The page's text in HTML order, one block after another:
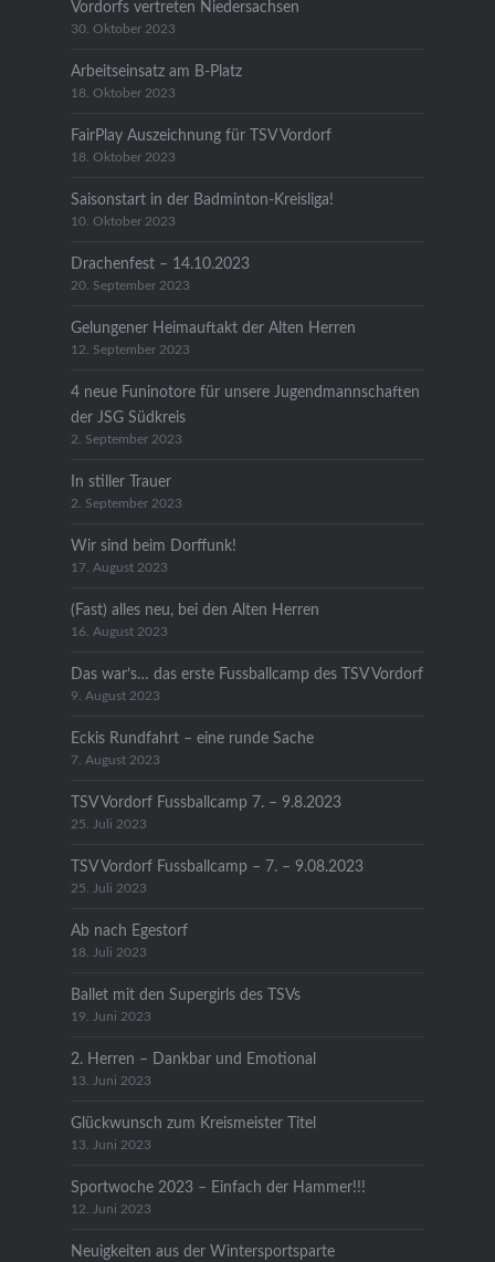
Vordorfs vertreten Niedersachsen
30. Oktober 2023
Arbeitseinsatz am B-Platz
18. Oktober 2023
FairPlay Auszeichnung für TSV Vordorf
18. Oktober 2023
Saisonstart in der Badminton-Kreisliga!
10. Oktober 2023
Drachenfest – 14.10.2023
20. September 2023
Gelungener Heimauftakt der Alten Herren
12. September 2023
4 neue Funinotore für unsere Jugendmannschaften
der JSG Südkreis
2. September 2023
In stiller Trauer
2. September 2023
Wir sind beim Dorffunk!
17. August 2023
(Fast) alles neu, bei den Alten Herren
16. August 2023
Das war’s… das erste Fussballcamp des TSV Vordorf
9. August 2023
Eckis Rundfahrt – eine runde Sache
7. August 2023
TSV Vordorf Fussballcamp 7. – 9.8.2023
25. Juli 2023
TSV Vordorf Fussballcamp – 7. – 9.08.2023
25. Juli 2023
Ab nach Egestorf
18. Juli 2023
Ballet mit den Supergirls des TSVs
19. Juni 2023
2. Herren – Dankbar und Emotional
13. Juni 2023
Glückwunsch zum Kreismeister Titel
13. Juni 2023
Sportwoche 2023 – Einfach der Hammer!!!
12. Juni 2023
Neuigkeiten aus der Wintersportsparte